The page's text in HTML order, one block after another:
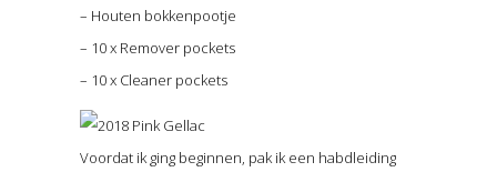
– Houten bokkenpootje
– 10 x Remover pockets
– 10 x Cleaner pockets
Voordat ik ging beginnen, pak ik een habdleiding